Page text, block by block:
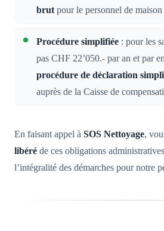
brutpour le personnel de maison
Procédure simplifiée : pour les
pas CHF 22’050.- par an et par
procédure de déclaration
auprès de la Caisse de
En faisant appel à SOS Nettoyage,
libéré de ces obligations
l’intégralité des démarches pour notre